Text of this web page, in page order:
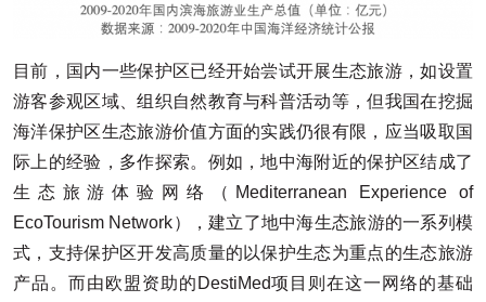
目前，国内一些保护区已经开始尝试开展生态旅游，如设置
游客参观区域、组织自然教育与科普活动等，但我国在挖掘
海洋保护区生态旅游价值方面的实践仍很有限，应当吸取国
际上的经验，多作探索。例如，地中海附近的保护区结成了
生态旅游体验网络（Mediterranean Experience of
EcoTourism Network），建立了地中海生态旅游的一系列模
式，支持保护区开发高质量的以保护生态为重点的生态旅游
产品。而由欧盟资助的DestiMed项目则在这一网络的基础